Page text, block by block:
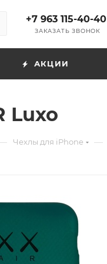
+7 963 115-40-40
ЗАКАЗАТЬ ЗВОНОК
АКЦИИ
Luxo
Чехлы для iPhone —